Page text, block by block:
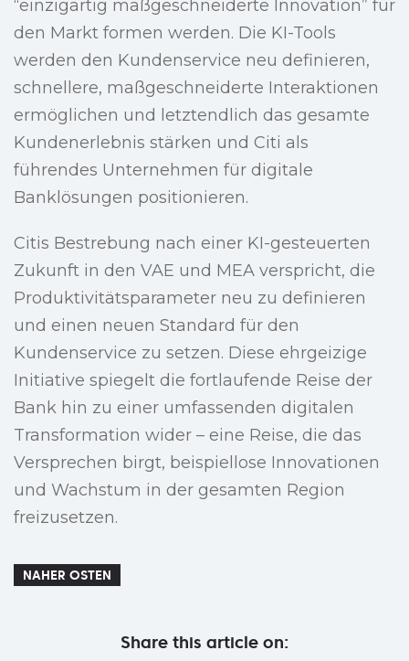
“einzigartig maßgeschneiderte Innovation” für
den Markt formen werden. Die KI-Tools
werden den Kundenservice neu definieren,
schnellere, maßgeschneiderte Interaktionen
ermöglichen und letztendlich das gesamte
Kundenerlebnis stärken und Citi als
führendes Unternehmen für digitale
Banklösungen positionieren.
Citis Bestrebung nach einer KI-gesteuerten
Zukunft in den VAE und MEA verspricht, die
Produktivitätsparameter neu zu definieren
und einen neuen Standard für den
Kundenservice zu setzen. Diese ehrgeizige
Initiative spiegelt die fortlaufende Reise der
Bank hin zu einer umfassenden digitalen
Transformation wider – eine Reise, die das
Versprechen birgt, beispiellose Innovationen
und Wachstum in der gesamten Region
freizusetzen.
NAHER OSTEN
Share this article on: